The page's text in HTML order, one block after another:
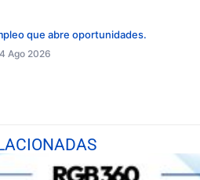
que abre oportunidades.
Ago 2026